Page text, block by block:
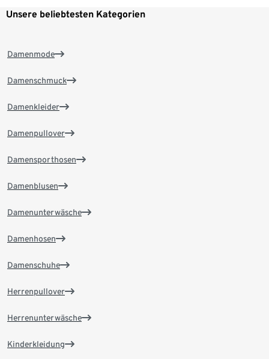
Unsere beliebtesten Kategorien
Damenmode
Damenschmuck
Damenkleider
Damenpullover
Damensporthosen
Damenblusen
Damenunterwäsche
Damenhosen
Damenschuhe
Herrenpullover
Herrenunterwäsche
Kinderkleidung